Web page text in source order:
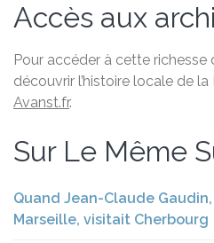
Accès aux
Pour accéder à cette richesse
découvrir l’histoire locale de
Avanst.fr.
Sur Le Même
Quand Jean-Claude
Marseille, visitait Cherbourg